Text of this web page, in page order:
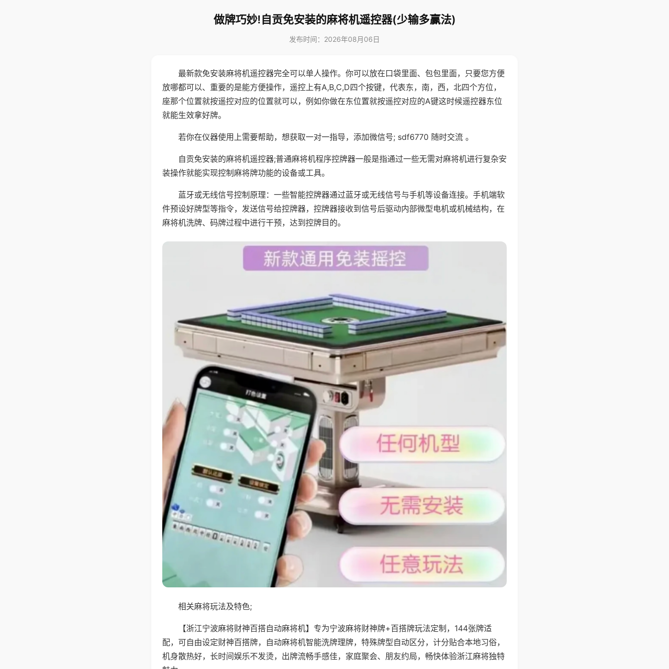
做牌巧妙!自贡免安装的麻将机遥控器(少输多赢法)
发布时间：2026年08月06日
最新款免安装麻将机遥控器完全可以单人操作。你可以放在口袋里面、包包里面，只要您方便
放哪都可以、重要的是能方便操作，遥控上有A,B,C,D四个按键，代表东，南，西，北四个方位，
座那个位置就按遥控对应的位置就可以，例如你做在东位置就按遥控对应的A键这时候遥控器东位
就能生效拿好牌。
若你在仪器使用上需要帮助，想获取一对一指导，添加微信号; sdf6770 随时交流 。
自贡免安装的麻将机遥控器;普通麻将机程序控牌器一般是指通过一些无需对麻将机进行复杂安
装操作就能实现控制麻将牌功能的设备或工具。
蓝牙或无线信号控制原理：一些智能控牌器通过蓝牙或无线信号与手机等设备连接。手机端软
件预设好牌型等指令，发送信号给控牌器，控牌器接收到信号后驱动内部微型电机或机械结构，在
麻将机洗牌、码牌过程中进行干预，达到控牌目的。
相关麻将玩法及特色;
【浙江宁波麻将财神百搭自动麻将机】专为宁波麻将财神牌+百搭牌玩法定制，144张牌适
配，可自由设定财神百搭牌，自动麻将机智能洗牌理牌，特殊牌型自动区分，计分贴合本地习俗，
机身散热好，长时间娱乐不发烫，出牌流畅手感佳，家庭聚会、朋友约局，畅快体验浙江麻将独特